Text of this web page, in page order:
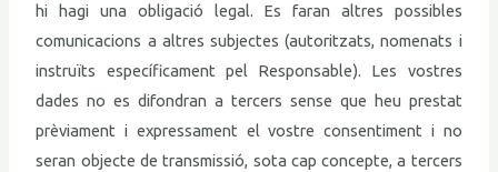
hi hagi una obligació legal. Es faran altres possibles
comunicacions a altres subjectes (autoritzats, nomenats i
instruïts específicament pel Responsable). Les vostres
dades no es difondran a tercers sense que heu prestat
prèviament i expressament el vostre consentiment i no
seran objecte de transmissió, sota cap concepte, a tercers